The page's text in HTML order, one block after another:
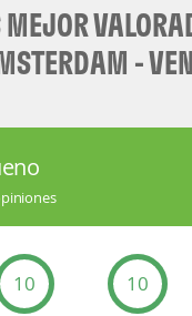
-
10 10